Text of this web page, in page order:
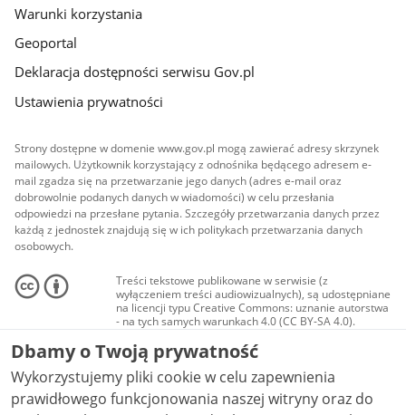
Warunki korzystania
Geoportal
Deklaracja dostępności serwisu Gov.pl
Ustawienia prywatności
Strony dostępne w domenie www.gov.pl mogą zawierać adresy skrzynek
mailowych. Użytkownik korzystający z odnośnika będącego adresem e-
mail zgadza się na przetwarzanie jego danych (adres e-mail oraz
dobrowolnie podanych danych w wiadomości) w celu przesłania
odpowiedzi na przesłane pytania. Szczegóły przetwarzania danych przez
każdą z jednostek znajdują się w ich politykach przetwarzania danych
osobowych.
Treści tekstowe publikowane w serwisie (z
wyłączeniem treści audiowizualnych), są udostępniane
na licencji typu Creative Commons: uznanie autorstwa
- na tych samych warunkach 4.0 (CC BY-SA 4.0).
Materiały audiowizualne, w tym zdjęcia, materiały
audio i wideo, są udostępniane na licencji typu
Creative Commons: uznanie autorstwa użycie
niekomercyjne - bez utworów zależnych 4.0 (CC BY-
NC-ND 4.0), o ile nie jest to stwierdzone inaczej.
Dbamy o Twoją prywatność
Wykorzystujemy pliki cookie w celu zapewnienia
prawidłowego funkcjonowania naszej witryny oraz do